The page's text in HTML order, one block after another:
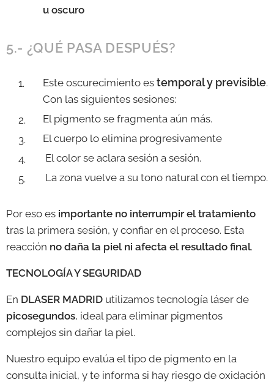
u oscuro
5.- ¿QUÉ PASA DESPUÉS?
Este oscurecimiento es temporal y previsible.
Con las siguientes sesiones:
El pigmento se fragmenta aún más.
El cuerpo lo elimina progresivamente
El color se aclara sesión a sesión.
La zona vuelve a su tono natural con el tiempo.
Por eso es importante no interrumpir el tratamiento
tras la primera sesión, y confiar en el proceso. Esta
reacción no daña la piel ni afecta el resultado final.
TECNOLOGÍA Y SEGURIDAD
En DLASER MADRID utilizamos tecnología láser de
picosegundos, ideal para eliminar pigmentos
complejos sin dañar la piel.
Nuestro equipo evalúa el tipo de pigmento en la
consulta inicial, y te informa si hay riesgo de oxidación